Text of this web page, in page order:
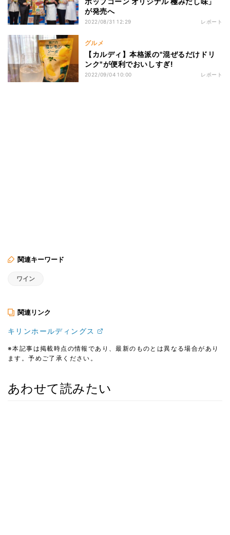
が発売へ
2022/08/31 12:29 レポート
グルメ
【カルディ】本格派の"混ぜるだけドリ
ンク"が便利でおいしすぎ!
2022/09/04 10:00 レポート
関連キーワード
ワイン
関連リンク
キリンホールディングス
※本記事は掲載時点の情報であり、最新のものとは異なる場合があり
ます。予めご了承ください。
あわせて読みたい